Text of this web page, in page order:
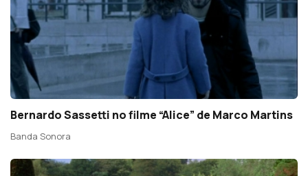
Bernardo Sassetti no filme “Alice” de Marco Martins
Banda Sonora